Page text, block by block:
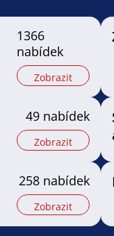
1366
nabídek
Zobrazit
49 nabídek
Zobrazit
258 nabídek
Zobrazit